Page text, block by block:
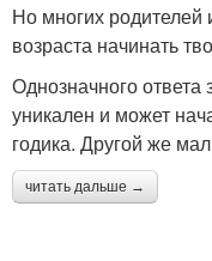
Но многих родителей
возраста начинать
Однозначного
уникален и может
годика. Другой же
читать дальше →